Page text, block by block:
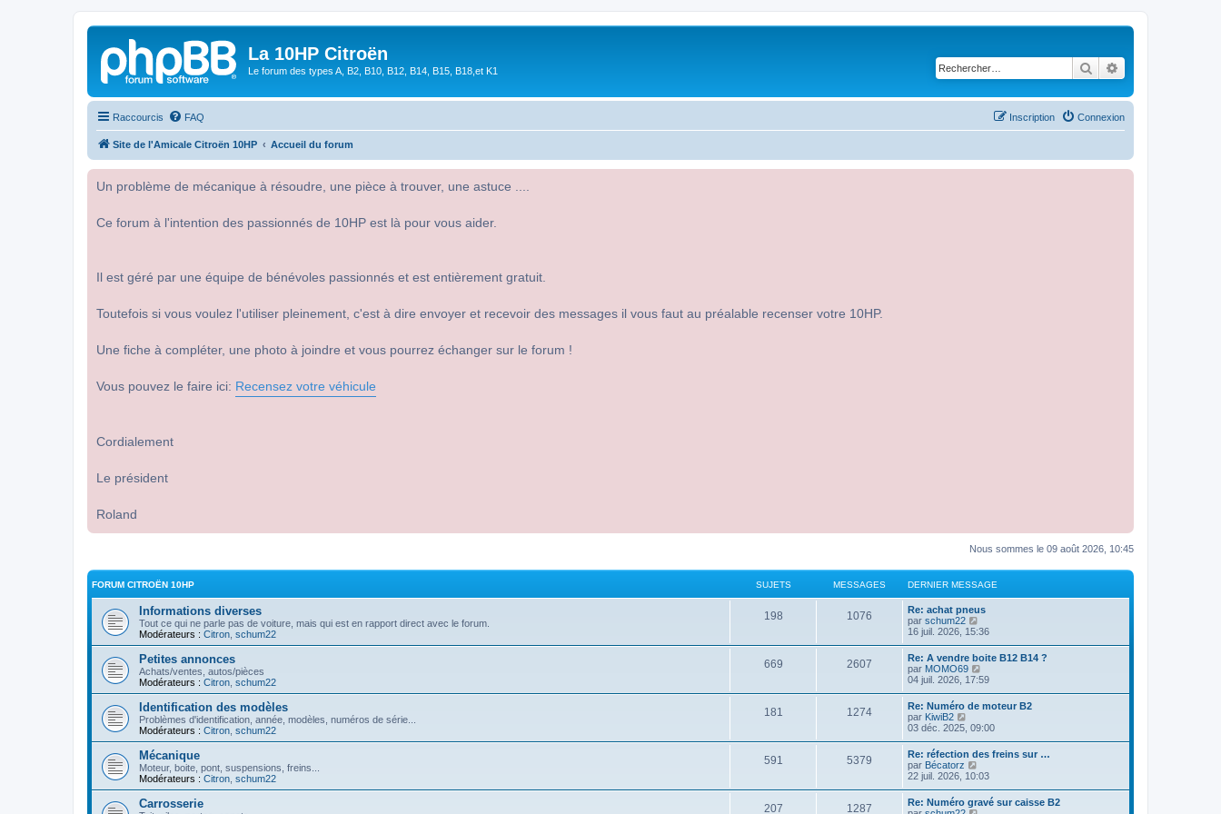
La 10HP Citroën
Le forum des types A, B2, B10, B12, B14, B15, B18,et K1 Rechercher
Raccourcis FAQ Connexion
Inscription
Site de l'Amicale Citroën 10HP Accueil du forum
Un problème de mécanique à résoudre, une pièce à trouver, une astuce ....
Ce forum à l'intention des passionnés de 10HP est là pour vous aider.
Il est géré par une équipe de bénévoles passionnés et est entièrement gratuit.
Toutefois si vous voulez l'utiliser pleinement, c'est à dire envoyer et recevoir des messages il vous faut au préalable recenser votre 10HP.
Une fiche à compléter, une photo à joindre et vous pourrez échanger sur le forum !
Vous pouvez le faire ici: Recensez votre véhicule
Cordialement
Le président
Roland
Nous sommes le 09 août 2026, 10:45
FORUM CITROËN 10HP SUJETS MESSAGES DERNIER MESSAGE
Informations diverses
Tout ce qui ne parle pas de voiture, mais qui est en rapport direct avec le forum.
Modérateurs : Citron schum22
198 1076
Re: achat pneus
par schum22
o
u
l
t
e
r
e
d
e
r
n
i
e
r
16 juil. 2026, 15:36
Petites annonces
Achats/ventes, autos/pièces
Modérateurs : Citron schum22
669 2607
Re: A vendre boite B12 B14 ?
par MOMO69
o
u
t
e
r
e
d
e
r
04 juil. 2026, 17:59
Identification des modèles
Problèmes d'identification, année, modèles, numéros de série...
Modérateurs : Citron schum22
181 1274
Re: Numéro de moteur B2
par KiwiB2
o
u
l
t
e
r
03 déc. 2025, 09:00
Mécanique
Moteur, boite, pont, suspensions, freins...
Modérateurs : Citron schum22
591 5379
Re: réfection des freins sur …
par Bécatorz
o
u
22 juil. 2026, 10:03
Carrosserie 207 1287
Re: Numéro gravé sur caisse B2